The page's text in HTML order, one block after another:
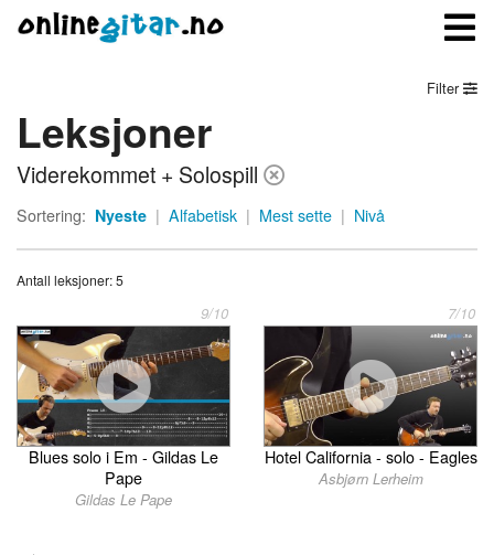
Meny
Logg inn
Kontakt oss
Om onlinegitar.no
Filter
Leksjoner
Viderekommet + Solospill
Sortering: Nyeste | Alfabetisk | Mest sette | Nivå
Antall leksjoner: 5
9/10
Blues solo i Em - Gildas Le
Pape
Gildas Le Pape
7/10
Hotel California - solo - Eagles
Asbjørn Lerheim